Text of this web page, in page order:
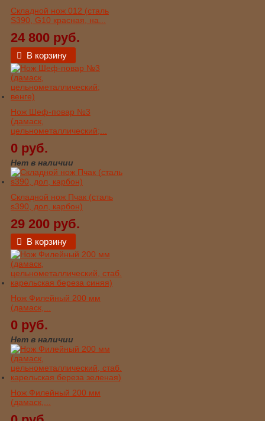
Складной нож 012 (сталь
S390, G10 красная, на...
24 800 руб.
В корзину
Нож Шеф-повар №3
(дамаск,
цельнометаллический;...
0 руб.
Нет в наличии
Складной нож Пчак (сталь
s390, дол, карбон)
29 200 руб.
В корзину
Нож Филейный 200 мм
(дамаск,...
0 руб.
Нет в наличии
Нож Филейный 200 мм
(дамаск,...